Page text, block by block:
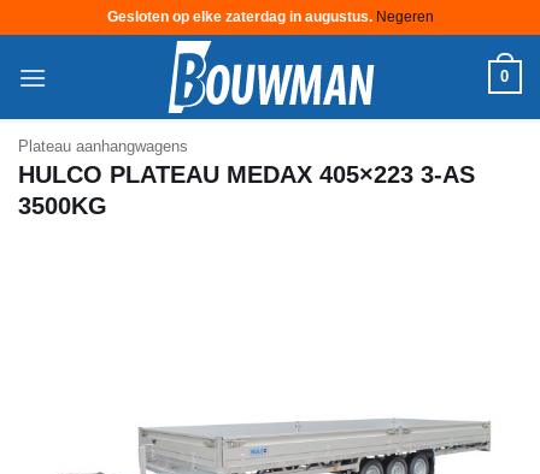
Gesloten op elke zaterdag in augustus. Negeren
naar
0
Plateau aanhangwagens
HULCO PLATEAU MEDAX 405×223 3-AS
3500KG